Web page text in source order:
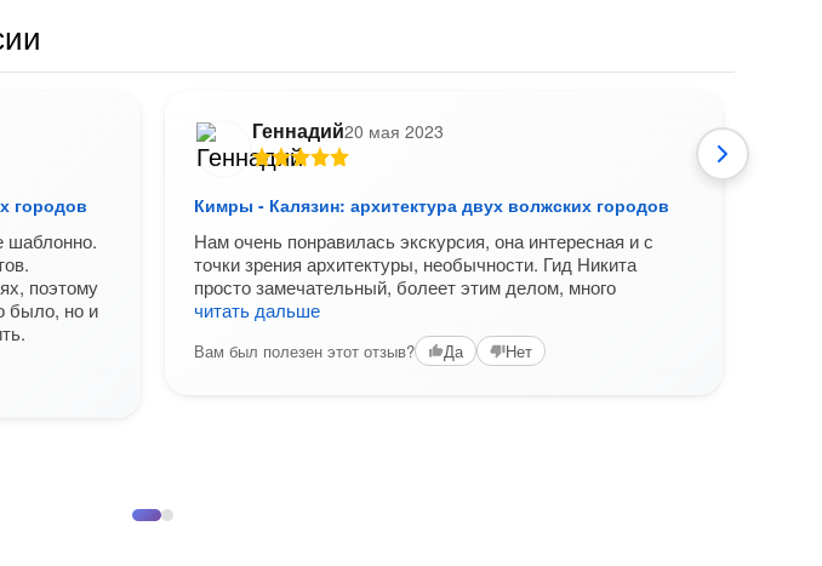
городов
шаблонно.
поэтому
было, но и
Геннадий20 мая 2023
Кимры - Калязин: архитектура двух волжских городов
Нам очень понравилась экскурсия, она интересная и с
точки зрения архитектуры, необычности. Гид Никита
просто замечательный, болеет этим делом, много
читать дальше
Вам был полезен этот отзыв? Да Нет